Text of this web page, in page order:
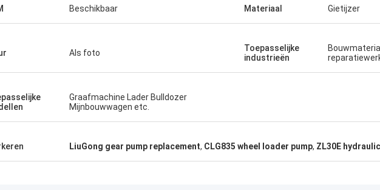
Beschikbaar Materiaal Gietijzer
Als foto
Toepasselijke
industrieën
Graafmachine Lader Bulldozer
Mijnbouwwagen etc.
LiuGong gear pump replacement, CLG835 wheel loader pump, ZL30E